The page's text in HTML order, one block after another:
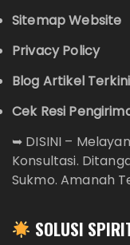
Sitemap Website
Privacy Policy
Blog Artikel Terkini
Cek Resi
➥ DISINI –
Konsultasi.
Sukmo. Amanah
SOLUSI